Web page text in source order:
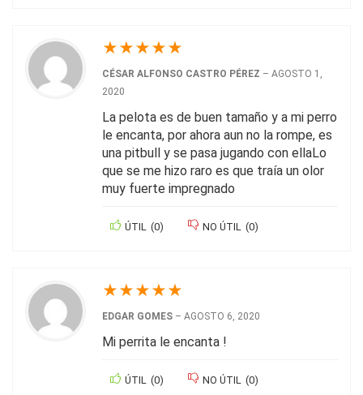
★★★★★
CÉSAR ALFONSO CASTRO PÉREZ – AGOSTO 1,
2020
La pelota es de buen tamaño y a mi perro
le encanta, por ahora aun no la rompe, es
una pitbull y se pasa jugando con ellaLo
que se me hizo raro es que traía un olor
muy fuerte impregnado
ÚTIL (0) NO ÚTIL (0)
★★★★★
EDGAR GOMES – AGOSTO 6, 2020
Mi perrita le encanta !
ÚTIL (0) NO ÚTIL (0)